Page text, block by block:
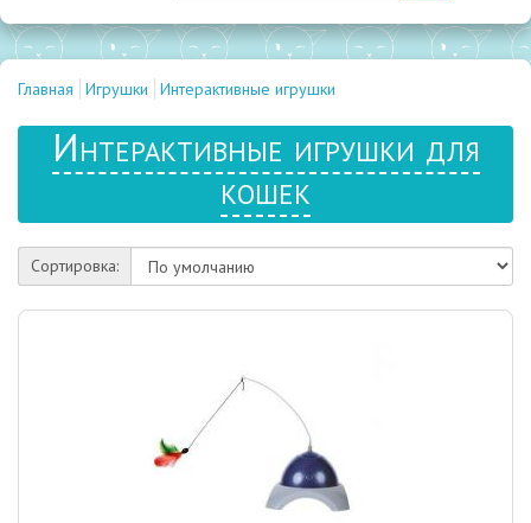
Главная Игрушки Интерактивные игрушки
Интерактивные игрушки для
кошек
Сортировка: